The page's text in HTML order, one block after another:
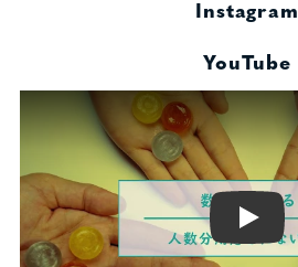
Instagram
YouTube
Play